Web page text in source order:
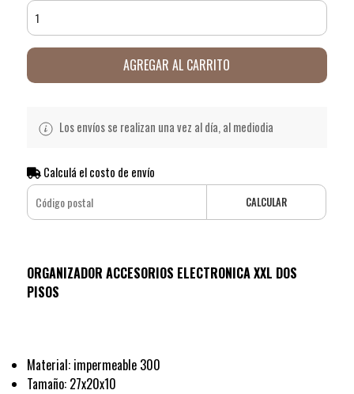
AGREGAR AL CARRITO
Los envíos se realizan una vez al día, al mediodia
Calculá el costo de envío
CALCULAR
ORGANIZADOR ACCESORIOS ELECTRONICA XXL DOS
PISOS
Material: impermeable 300
Tamaño: 27x20x10